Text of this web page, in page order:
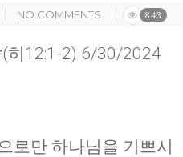
NO COMMENTS 843
(히12:1-2) 6/30/2024
로만 하나님을 기쁘시